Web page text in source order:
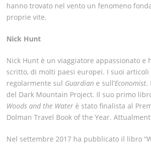
hanno trovato nel vento un fenomeno
proprie vite.
Nick Hunt
Nick Hunt è un viaggiatore appassionato e
scritto, di molti paesi europei. I suoi articoli
regolarmente sul Guardian e sull’Economist.
del Dark Mountain Project. Il suo primo
Woods and the Water è stato finalista al
Dolman Travel Book of the Year.
Nel settembre 2017 ha pubblicato il libro